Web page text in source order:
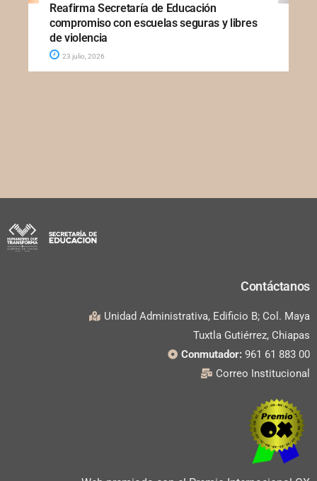
Reafirma Secretaría de Educación
compromiso con escuelas seguras y libres
de violencia
23 julio, 2026
Contáctanos
Unidad Administrativa, Edificio B; Col. Maya
Tuxtla Gutiérrez, Chiapas
Conmutador: 961 61 883 00
Correo Institucional